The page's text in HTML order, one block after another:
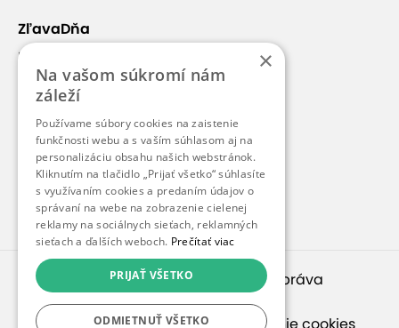
ZľavaDňa
Náš príbeh
Kontakt
Kariéra
Blog
Pre médiá
Pre partnerov
© 2010 – 2026inspirago s. r. o.
. Všetky práva
vyhradené.
×
Na vašom súkromí nám
záleží
Používame súbory cookies na zaistenie
funkčnosti webu a s vaším súhlasom aj na
personalizáciu obsahu našich webstránok.
Kliknutím na tlačidlo „Prijať všetko“ súhlasíte
s využívaním cookies a predaním údajov o
správaní na webe na zobrazenie cielenej
reklamy na sociálnych sieťach, reklamných
sieťach a ďalších weboch. Prečítať viac
PRIJAŤ VŠETKO
ODMIETNUŤ VŠETKO